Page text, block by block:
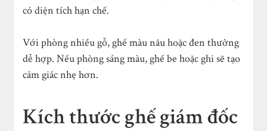
có diện tích hạn chế.
Với phòng nhiều gỗ, ghế màu nâu hoặc đen thường
dễ hợp. Nếu phòng sáng màu, ghế be hoặc ghi sẽ tạo
cảm giác nhẹ hơn.
Kích thước ghế giám đốc